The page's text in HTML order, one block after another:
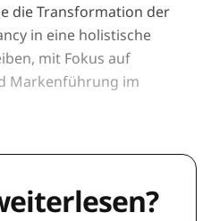
die Transformation der
in eine holistische
mit Fokus auf
Markenführung im